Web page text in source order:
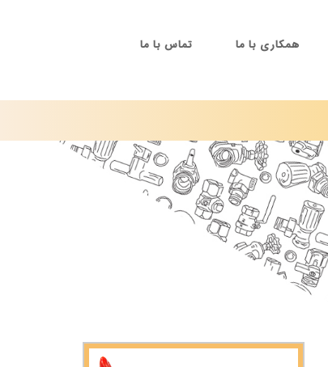
همکاری با ما تماس با ما